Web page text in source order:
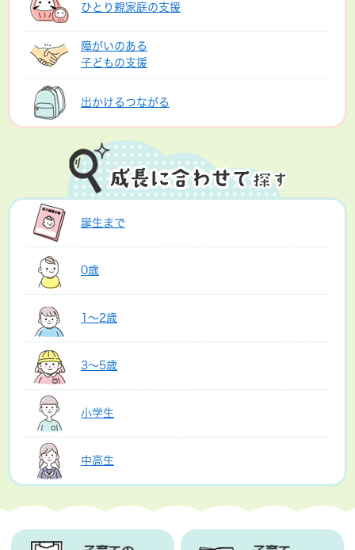
ひとり親家庭の支援
障がいのある
子どもの支援
出かけるつながる
誕生まで
0歳
1～2歳
3～5歳
小学生
中高生